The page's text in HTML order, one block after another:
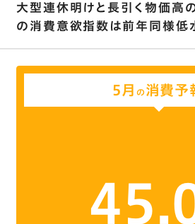
大型連休明けと長引く物価高
の消費意欲指数は前年同様低
5月 の消費予